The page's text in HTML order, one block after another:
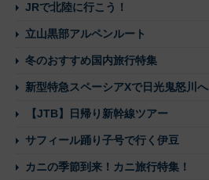
JRで北陸に行こう！
立山黒部アルペンルート
冬のおすすめ国内旅行特集
新型特急スペーシアXで日光鬼怒川へ
【JTB】日帰り新幹線ツアー
サフィール踊り子号で行く伊豆
カニの季節到来！カニ旅行特集！